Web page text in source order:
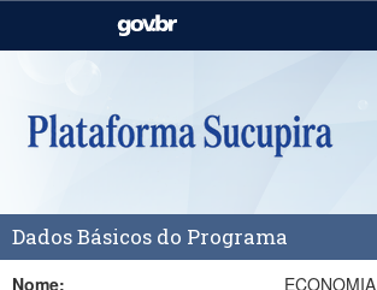
Casa Civil
Pecuária e Abastecimento
Dados Básicos do Programa
Nome:
ECONOMIA